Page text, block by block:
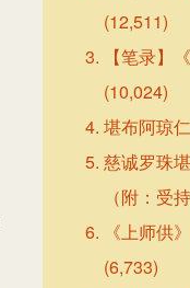
(12,511)
【笔录】
(10,024)
堪布阿琼
慈诚罗珠
（附：受
《上师供
(6,733)